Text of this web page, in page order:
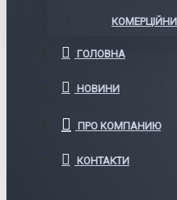
ГОЛОВНА
НОВИНИ
ПРО КОМПАНИЮ
КОНТАКТИ